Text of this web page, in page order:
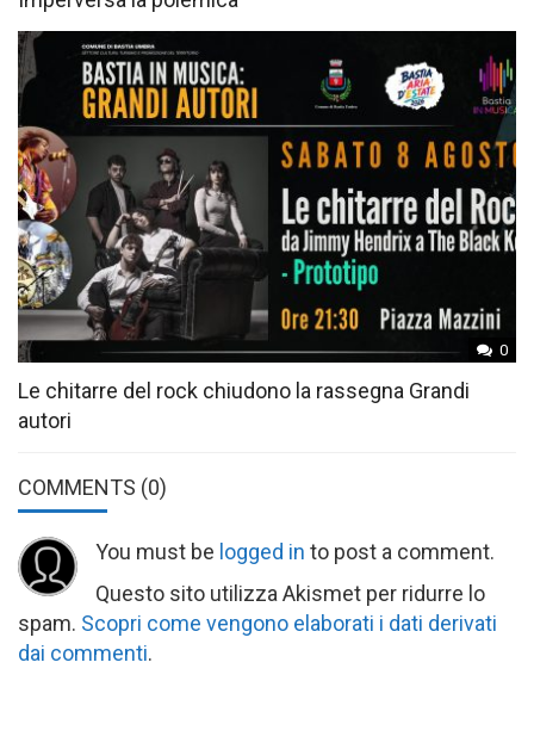
0
Le chitarre del rock chiudono la rassegna Grandi
autori
COMMENTS (0)
You must be logged in to post a comment.
Questo sito utilizza Akismet per ridurre lo
spam. Scopri come vengono elaborati i dati derivati
dai commenti.